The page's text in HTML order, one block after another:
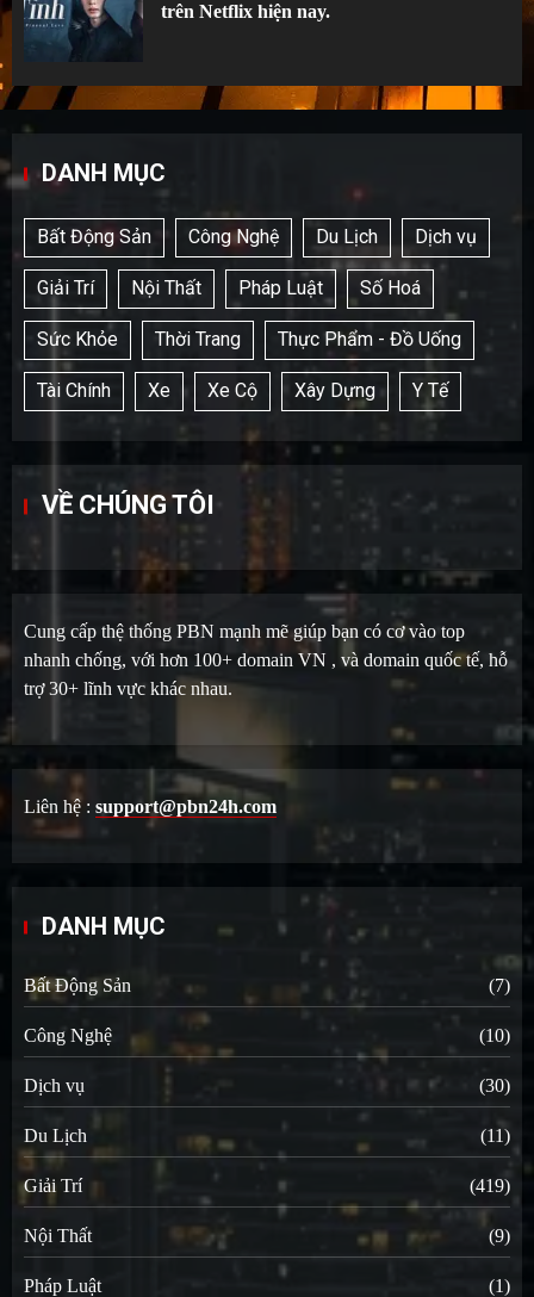
trên Netflix hiện nay.
DANH MỤC
Bất Động Sản Công Nghệ Du Lịch Dịch vụ
Giải Trí Nội Thất Pháp Luật Số Hoá
Sức Khỏe Thời Trang Thực Phẩm - Đồ Uống
Tài Chính Xe Xe Cộ Xây Dựng Y Tế
VỀ CHÚNG TÔI
Cung cấp thệ thống PBN mạnh mẽ giúp bạn có cơ vào top
nhanh chống, với hơn 100+ domain VN , và domain quốc tế, hỗ
trợ 30+ lĩnh vực khác nhau.
Liên hệ : support@pbn24h.com
DANH MỤC
Bất Động Sản (7)
Công Nghệ (10)
Dịch vụ (30)
Du Lịch (11)
Giải Trí (419)
Nội Thất (9)
Pháp Luật (1)